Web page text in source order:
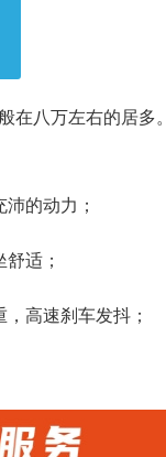
在八万左右的居多。
的动力；
适；
高速刹车发抖；